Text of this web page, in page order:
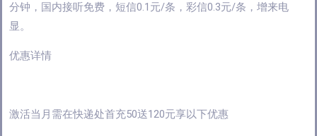
分钟，国内接听免费，短信0.1元/条，彩信0.3元/条，增来电
显。
优惠详情
激活当月需在快递处首充50送120元享以下优惠